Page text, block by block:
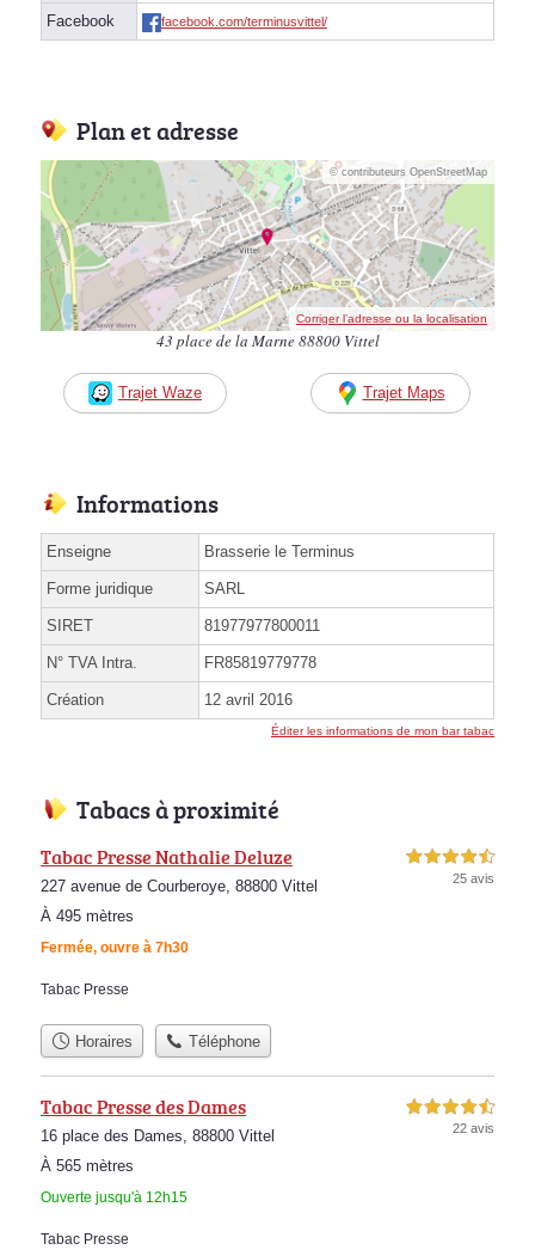
Facebook facebook.com/terminusvittel/
Plan et adresse
© contributeurs OpenStreetMap
Corriger l’adresse ou la localisation
43 place de la Marne 88800 Vittel
Trajet Waze Trajet Maps
Informations
Enseigne Brasserie le Terminus
Forme juridique SARL
SIRET 81977977800011
N° TVA Intra. FR85819779778
Création 12 avril 2016
Éditer les informations de mon bar tabac
Tabacs à proximité
Tabac Presse Nathalie Deluze
227 avenue de Courberoye, 88800 Vittel
À 495 mètres
Fermée, ouvre à 7h30
4,5 étoiles sur 5
25 avis
Tabac Presse
Horaires Téléphone
Tabac Presse des Dames
16 place des Dames, 88800 Vittel
À 565 mètres
Ouverte jusqu'à 12h15
4,5 étoiles sur 5
22 avis
Tabac Presse